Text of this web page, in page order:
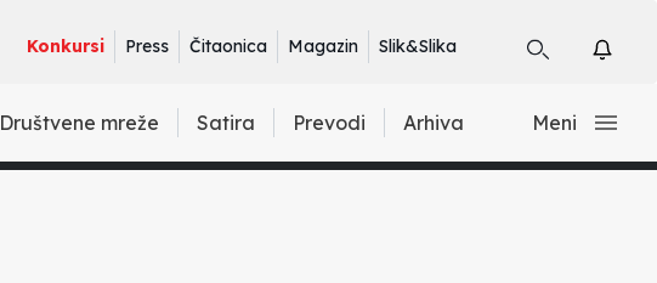
Konkursi Press Čitaonica Magazin Slik&Slika
Društvene mreže Satira Prevodi Arhiva Meni